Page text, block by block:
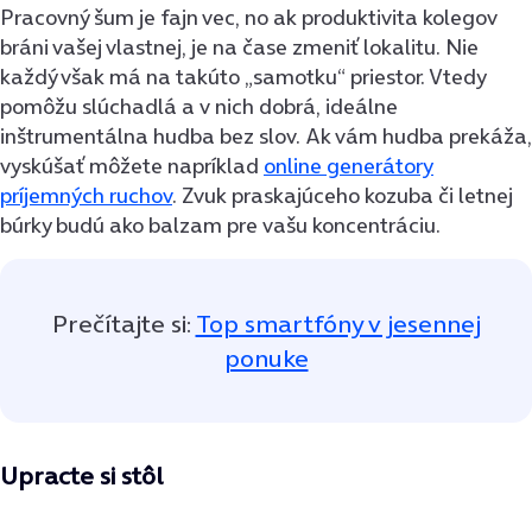
Pracovný šum je fajn vec, no ak produktivita kolegov
bráni vašej vlastnej, je na čase zmeniť lokalitu. Nie
každý však má na takúto „samotku“ priestor. Vtedy
pomôžu slúchadlá a v nich dobrá, ideálne
inštrumentálna hudba bez slov. Ak vám hudba prekáža,
vyskúšať môžete napríklad online generátory
príjemných ruchov. Zvuk praskajúceho kozuba či letnej
búrky budú ako balzam pre vašu koncentráciu.
Prečítajte si: Top smartfóny v jesennej
ponuke
Upracte si stôl